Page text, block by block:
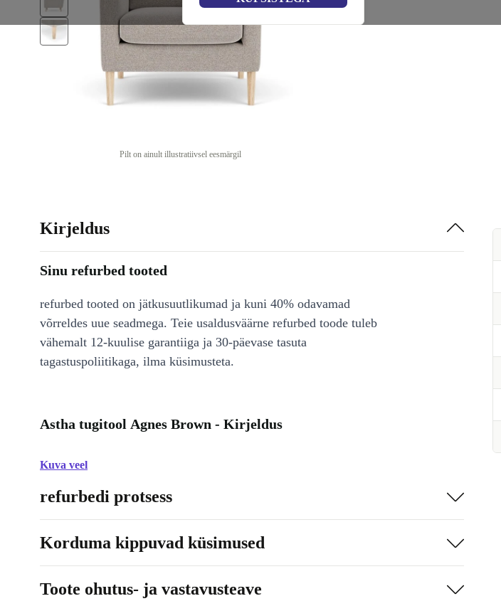
Pilt on ainult illustratiivsel eesmärgil
Kirjeldus
Sinu refurbed tooted
refurbed tooted on jätkusuutlikumad ja kuni 40% odavamad
võrreldes uue seadmega. Teie usaldusväärne refurbed toode tuleb
vähemalt 12-kuulise garantiiga ja 30-päevase tasuta
tagastuspoliitikaga, ilma küsimusteta.
Astha tugitool Agnes Brown - Kirjeldus
Kuva veel
refurbedi protsess
Korduma kippuvad küsimused
Toote ohutus- ja vastavusteave